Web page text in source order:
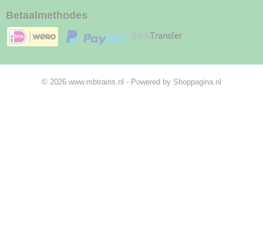
Betaalmethodes
© 2026 www.mbtrains.nl - Powered by Shoppagina.nl